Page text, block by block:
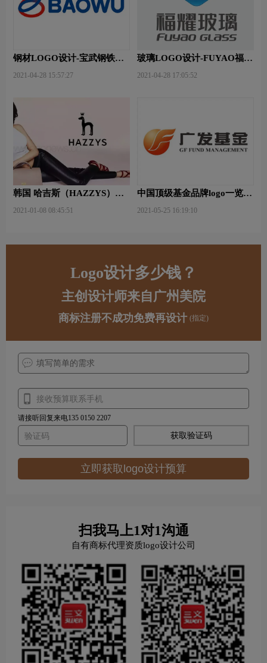
钢材LOGO设计-宝武钢铁品
2021-04-28 15:57:27
玻璃LOGO设计-FUYAO福耀
2021-04-28 17:05:52
韩国 哈吉斯（HAZZYS）品
2021-01-08 08:45:51
中国顶级基金品牌logo一览：
2021-05-25 16:19:10
Logo设计多少钱？
主创设计师来自广州美院
商标注册不成功免费再设计 (指定)
请接听回复来电135 0150 2207
获取验证码
立即获取logo设计预算
扫我马上1对1沟通
自有商标代理资质logo设计公司